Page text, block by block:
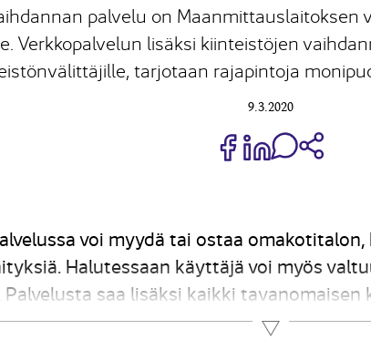
palvelu on Maanmittauslaitoksen
Verkkopalvelun lisäksi kiinteistöjen
tarjotaan rajapintoja
9.3.2020
Jaa Share on Facebook
Jaa Share on
Jaa
voi myydä tai ostaa
Halutessaan käyttäjä voi myös
saa lisäksi kaikki
kiinteistörekisteriotteen
Lue lisää